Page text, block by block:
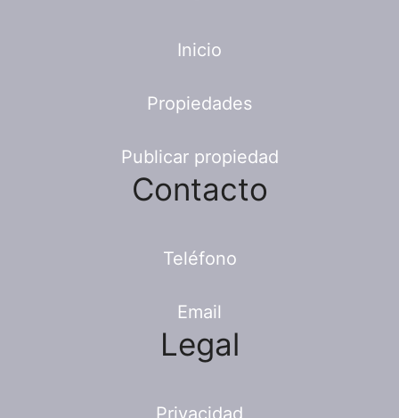
Inicio
Propiedades
Publicar propiedad
Contacto
Teléfono
Email
Legal
Privacidad